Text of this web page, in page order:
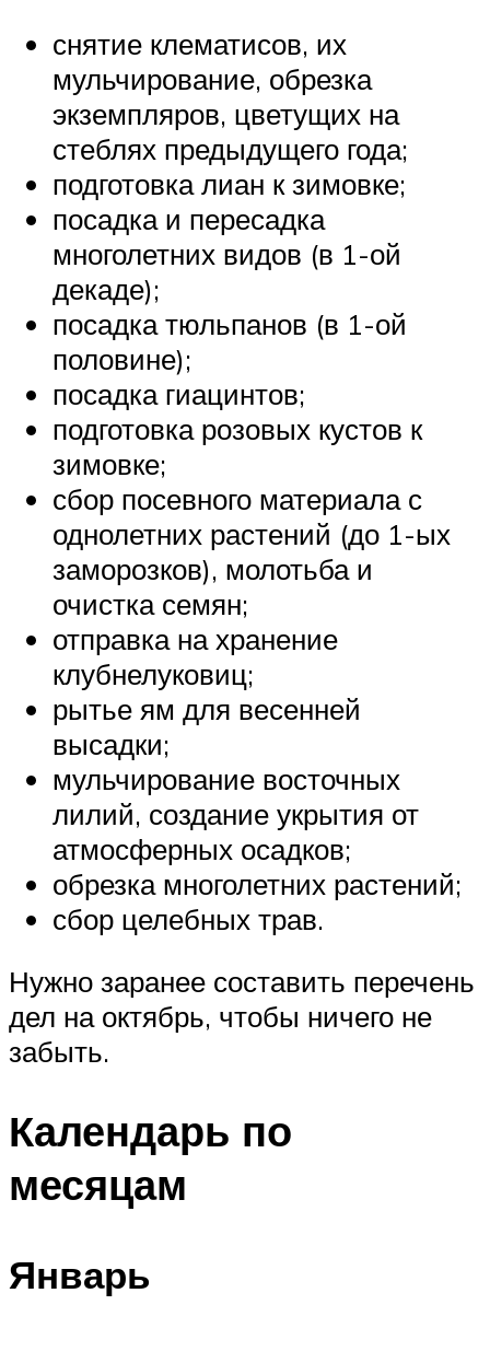
снятие клематисов, их
мульчирование, обрезка
экземпляров, цветущих на
стеблях предыдущего года;
подготовка лиан к зимовке;
посадка и пересадка
многолетних видов (в 1-ой
декаде);
посадка тюльпанов (в 1-ой
половине);
посадка гиацинтов;
подготовка розовых кустов к
зимовке;
сбор посевного материала с
однолетних растений (до 1-ых
заморозков), молотьба и
очистка семян;
отправка на хранение
клубнелуковиц;
рытье ям для весенней
высадки;
мульчирование восточных
лилий, создание укрытия от
атмосферных осадков;
обрезка многолетних растений;
сбор целебных трав.
Нужно заранее составить перечень
дел на октябрь, чтобы ничего не
забыть.
Календарь по
месяцам
Январь